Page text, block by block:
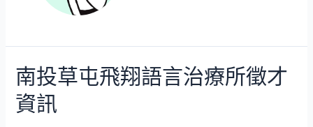
南投草屯飛翔語言治療所徵才
資訊